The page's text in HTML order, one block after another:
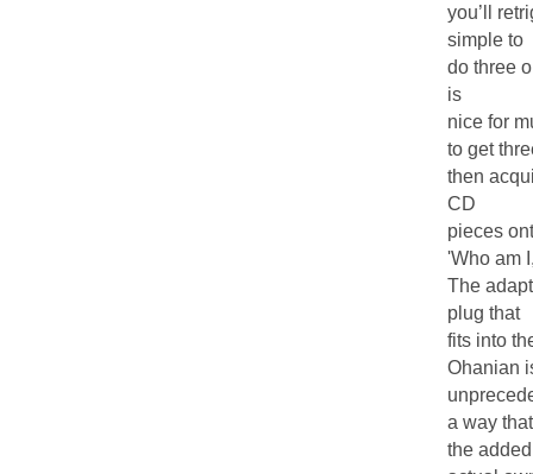
you’ll
simple to
do three
is
nice for
to get
then
CD
pieces
'Who am
The
plug that
fits into
Ohanian
a way
the